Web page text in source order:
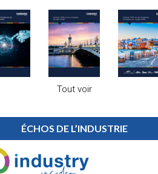
Tout voir
ÉCHOS DE L’INDUSTRIE